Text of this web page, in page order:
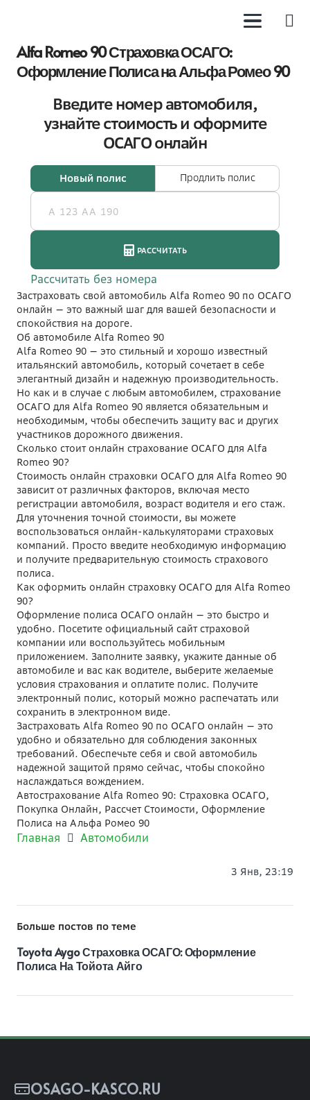
Alfa Romeo 90 Страховка ОСАГО:
Оформление Полиса на Альфа Ромео 90
Застраховать свой автомобиль Alfa Romeo 90 по ОСАГО
онлайн — это важный шаг для вашей безопасности и
спокойствия на дороге.
Об автомобиле Alfa Romeo 90
Alfa Romeo 90 — это стильный и хорошо известный
итальянский автомобиль, который сочетает в себе
элегантный дизайн и надежную производительность.
Но как и в случае с любым автомобилем, страхование
ОСАГО для Alfa Romeo 90 является обязательным и
необходимым, чтобы обеспечить защиту вас и других
участников дорожного движения.
Сколько стоит онлайн страхование ОСАГО для Alfa
Romeo 90?
Стоимость онлайн страховки ОСАГО для Alfa Romeo 90
зависит от различных факторов, включая место
регистрации автомобиля, возраст водителя и его стаж.
Для уточнения точной стоимости, вы можете
воспользоваться онлайн-калькуляторами страховых
компаний. Просто введите необходимую информацию
и получите предварительную стоимость страхового
полиса.
Как оформить онлайн страховку ОСАГО для Alfa Romeo
90?
Оформление полиса ОСАГО онлайн — это быстро и
удобно. Посетите официальный сайт страховой
компании или воспользуйтесь мобильным
приложением. Заполните заявку, укажите данные об
автомобиле и вас как водителе, выберите желаемые
условия страхования и оплатите полис. Получите
электронный полис, который можно распечатать или
сохранить в электронном виде.
Застраховать Alfa Romeo 90 по ОСАГО онлайн — это
удобно и обязательно для соблюдения законных
требований. Обеспечьте себя и свой автомобиль
надежной защитой прямо сейчас, чтобы спокойно
наслаждаться вождением.
Автострахование Alfa Romeo 90: Страховка ОСАГО,
Покупка Онлайн, Рассчет Стоимости, Оформление
Полиса на Альфа Ромео 90
Главная Автомобили
3 Янв, 23:19
Больше постов по теме
Toyota Aygo Страховка ОСАГО: Оформление
Полиса На Тойота Айго
OSAGO-KASCO.RU